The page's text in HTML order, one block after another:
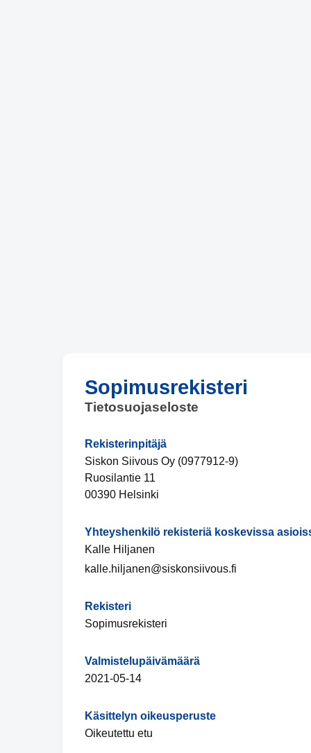
Sopimusrekisteri
Tietosuojaseloste
Rekisterinpitäjä
Siskon Siivous Oy (0977912-9)
Ruosilantie 11
00390 Helsinki
Yhteyshenkilö rekisteriä koskevissa
Kalle Hiljanen
kalle.hiljanen@siskonsiivous.fi
Rekisteri
Sopimusrekisteri
Valmistelupäivämäärä
2021-05-14
Käsittelyn oikeusperuste
Oikeutettu etu